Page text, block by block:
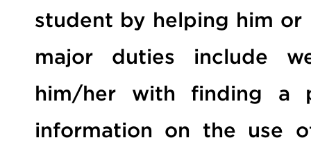
student by helping him
major duties include
him/her with finding a
information on the use